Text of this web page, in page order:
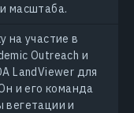
масштаба.
на участие в
Outreach и
LandViewer для
и его команда
вегетации и